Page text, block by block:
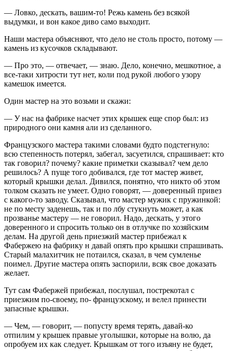
— Ловко, дескать, вашим-то! Режь камень без всякой
выдумки, и вон какое диво само выходит.
Наши мастера объясняют, что дело не столь просто, потому —
камень из кусочков складывают.
— Про это, — отвечает, — знаю. Дело, конечно, мешкотное, а
все-таки хитрости тут нет, коли под рукой любого узору
камешок имеется.
Один мастер на это возьми и скажи:
— У нас на фабрике насчет этих крышек еще спор был: из
природного они камня али из сделанного.
Французского мастера такими словами будто подстегнуло:
всю степенность потерял, забегал, засуетился, спрашивает: кто
так говорил? почему? какие приметки сказывал? чем дело
решилось? А пуще того добивался, где тот мастер живет,
который крышки делал. Дивился, понятно, что никто об этом
толком сказать не умеет. Одно говорят, — доверенный привез
с какого-то заводу. Сказывал, что мастер мужик с пружинкой:
не по месту заденешь, так и по лбу стукнуть может, а как
прозванье мастеру — не говорил. Надо, дескать, у этого
доверенного и спросить только он в отлучке по хозяйским
делам. На другой день приезжий мастер прибежал к
Фабержею на фабрику н давай опять про крышки спрашивать.
Старый малахитчик не потаился, сказал, в чем сумленье
поимел. Другие мастера опять заспорили, всяк свое доказать
желает.
Тут сам Фабержей прибежал, послушал, пострекотал с
приезжим по-своему, по- французскому, и велел принести
запасные крышки.
— Чем, — говорит, — попусту время терять, давай-ко
отпилим у крышек правые уголышки, которые на волю, да
опробуем их как следует. Крышкам от того изъяну не будет,